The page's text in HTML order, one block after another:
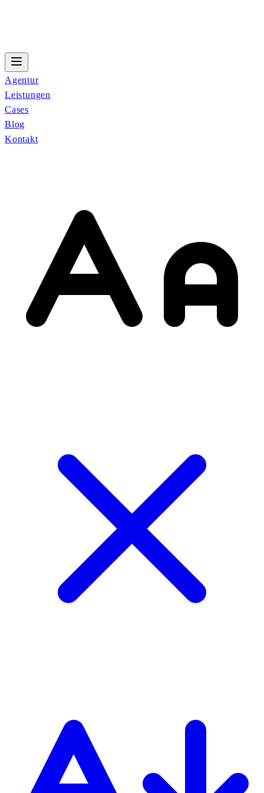
Agentur
Leistungen
Cases
Blog
Kontakt